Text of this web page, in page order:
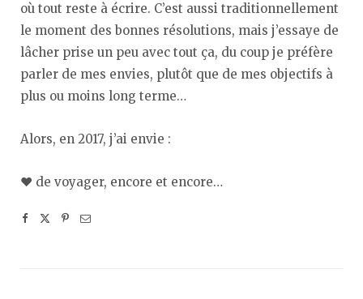
où tout reste à écrire. C’est aussi traditionnellement
le moment des bonnes résolutions, mais j’essaye de
lâcher prise un peu avec tout ça, du coup je préfère
parler de mes envies, plutôt que de mes objectifs à
plus ou moins long terme…
Alors, en 2017, j’ai envie :
♥︎ de voyager, encore et encore…